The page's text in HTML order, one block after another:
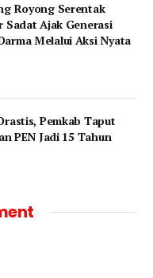
Royong Serentak
Sadat Ajak Generasi
Melalui Aksi Nyata
Pemkab Taput
PEN Jadi 15 Tahun‎